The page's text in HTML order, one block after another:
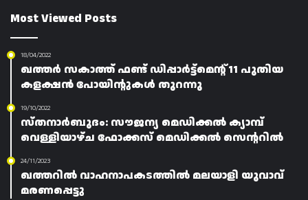
Most Viewed Posts
18/04/2022
ഖത്തർ സകാത്ത് ഫണ്ട് ഡിപ്പാർട്ട്‌മെന്റ് 11 പുതിയ
കളക്ഷൻ പോയിന്റുകൾ തുറന്നു
19/10/2022
സ്തനാർബുദം: സൗജന്യ മെഡിക്കൽ ക്യാമ്പ്
വെള്ളിയാഴ്ച ഫോക്കസ് മെഡിക്കൽ സെന്ററിൽ
24/11/2023
ഖത്തറിൽ വാഹനാപകടത്തിൽ മലയാളി യുവാവ്
മരണപ്പെട്ടു